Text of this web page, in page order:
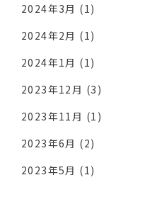
2024年3月 (1)
2024年2月 (1)
2024年1月 (1)
2023年12月 (3)
2023年11月 (1)
2023年6月 (2)
2023年5月 (1)